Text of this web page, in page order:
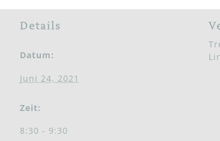
Details
Datum:
Juni 24, 2021
Zeit:
8:30 - 9:30